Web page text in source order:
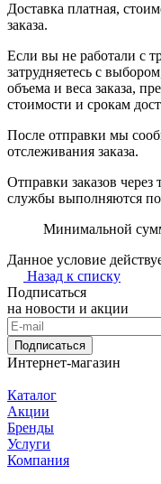
Доставка платная,
заказа.
Если вы не работали с
затрудняетесь с
объема и веса заказа,
стоимости и срокам
После отправки мы
отслеживания заказа.
Отправки заказов
службы выполняются
Минимальной
Данное условие
Назад к списку
Подписаться
на новости и акции
Подписаться
Интернет-магазин
Каталог
Акции
Бренды
Услуги
Компания